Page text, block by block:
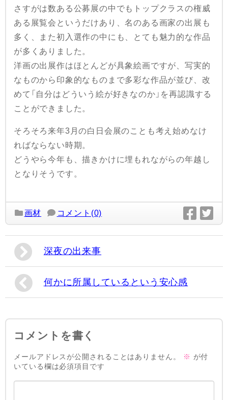
さすがは数ある公募展の中でもトップクラスの権威
ある展覧会というだけあり、名のある画家の出展も
多く、また初入選作の中にも、とても魅力的な作品
が多くありました。
洋画の出展作はほとんどが具象絵画ですが、写実的
なものから印象的なものまで多彩な作品が並び、改
めて「自分はどういう絵が好きなのか」を再認識する
ことができました。
そろそろ来年3月の白日会展のことも考え始めなけ
ればならない時期。
どうやら今年も、描きかけに埋もれながらの年越し
となりそうです。
画材 コメント(0)
深夜の出来事
何かに所属しているという安心感
コメントを書く
メールアドレスが公開されることはありません。 ※ が付
いている欄は必須項目です